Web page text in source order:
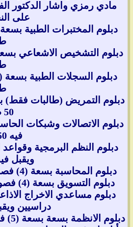
مادي رمزي واشار الدكتور
على
50 طالبة.
فيه 150 طالباً.
ويقبل فيه150
دبلوم المحاسبة بسعة (4) فصول دراسية ويقبل فيه 150 طالباً.
دبلوم التسويق بسعة (4) فصول دراسية ويقبل فيه 250 طالباً.
دراسيين ويقبل فيه
دبلوم الانظمة بسعة بسعة (5) فصول دراسية ويقبل فيه 250 طالباً.